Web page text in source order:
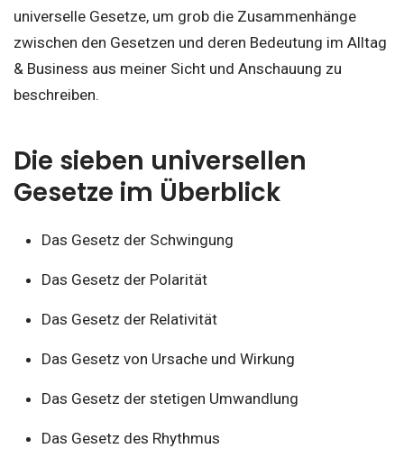
universelle Gesetze, um grob die Zusammenhänge
zwischen den Gesetzen und deren Bedeutung im Alltag
& Business aus meiner Sicht und Anschauung zu
beschreiben.
Die sieben universellen
Gesetze im Überblick
Das Gesetz der Schwingung
Das Gesetz der Polarität
Das Gesetz der Relativität
Das Gesetz von Ursache und Wirkung
Das Gesetz der stetigen Umwandlung
Das Gesetz des Rhythmus